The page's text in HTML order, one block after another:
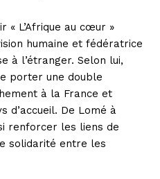
« L’Afrique au cœur »
humaine et fédératrice
à l’étranger. Selon lui,
porter une double
à la France et
d’accueil. De Lomé à
renforcer les liens de
solidarité entre les